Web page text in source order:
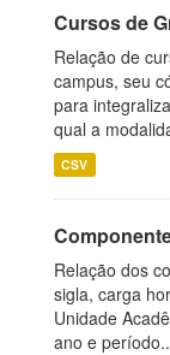
Cursos de
Relação de
campus, seu
para
qual a
CSV
Relação dos
sigla, carga
Unidade
ano e